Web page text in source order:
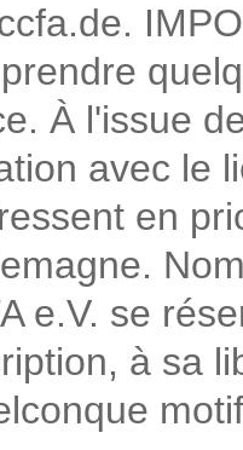
À l'issue
avec le
en
e.V. se
à sa